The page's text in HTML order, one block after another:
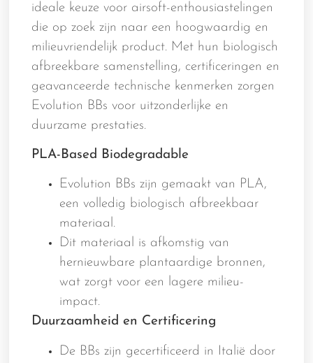
ideale keuze voor airsoft-enthousiastelingen
die op zoek zijn naar een hoogwaardig en
milieuvriendelijk product. Met hun biologisch
afbreekbare samenstelling, certificeringen en
geavanceerde technische kenmerken zorgen
Evolution BBs voor uitzonderlijke en
duurzame prestaties.
PLA-Based Biodegradable
Evolution BBs zijn gemaakt van PLA,
een volledig biologisch afbreekbaar
materiaal.
Dit materiaal is afkomstig van
hernieuwbare plantaardige bronnen,
wat zorgt voor een lagere milieu-
impact.
Duurzaamheid en Certificering
De BBs zijn gecertificeerd in Italië door